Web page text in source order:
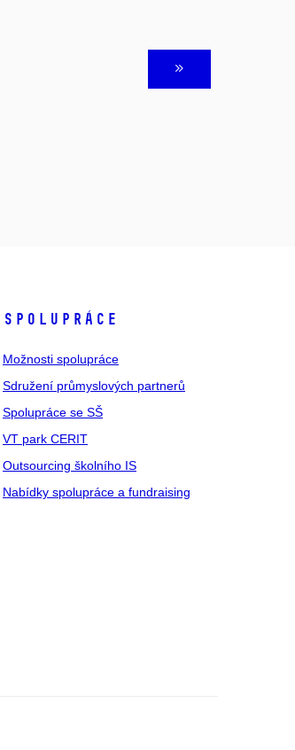
SPOLUPRÁCE
Možnosti spolupráce
Sdružení průmyslových partnerů
Spolupráce se SŠ
VT park CERIT
Outsourcing školního IS
Nabídky spolupráce a fundraising